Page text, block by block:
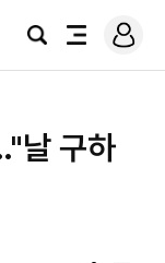
검
전
로
그
날 구하